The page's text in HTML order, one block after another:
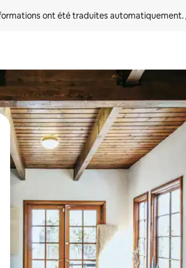
ont été traduites automatiquement.
haut et vers le bas pour les parcourir ou en